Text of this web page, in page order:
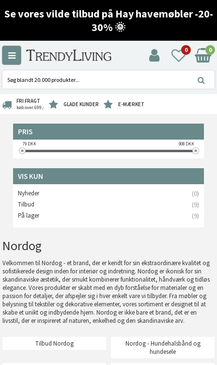
Se vores vilde tilbud på Hay havemøbler -20-
30% 🌞
0 0
FRI FRAGT
køb over 699,- GLADE KUNDER E-MÆRKET
PRIS
79DKK 908DKK
VIS KUN
Nyheder (0)
Tilbud (9)
På lager (9)
Nordog
Velkommen til Nordog - et brand, der er kendt for sin ekstraordinære kvalitet og
sofistikerede design inden for interiør og indretning. Nordog er ikonisk for sin
skandinaviske æstetik, der smukt kombinerer funktionalitet, håndværk og tidløs
elegance. Vores produkter er skabt med en dyb forståelse for materialer og en
passion for detaljer, der afspejler sig i hver enkelt vare vi tilbyder. Fra møbler og
belysning til tekstiler og dekorative elementer, vores sortiment er designet til at
skabe et unikt og indbydende hjem. Nordog er ikke bare et brand, det er en
livsstil, der er inspireret af naturen, enkelhed og den skandinaviske arv.
Tilbud Nordog
Nordog - Hundehalsbånd og
hundesele